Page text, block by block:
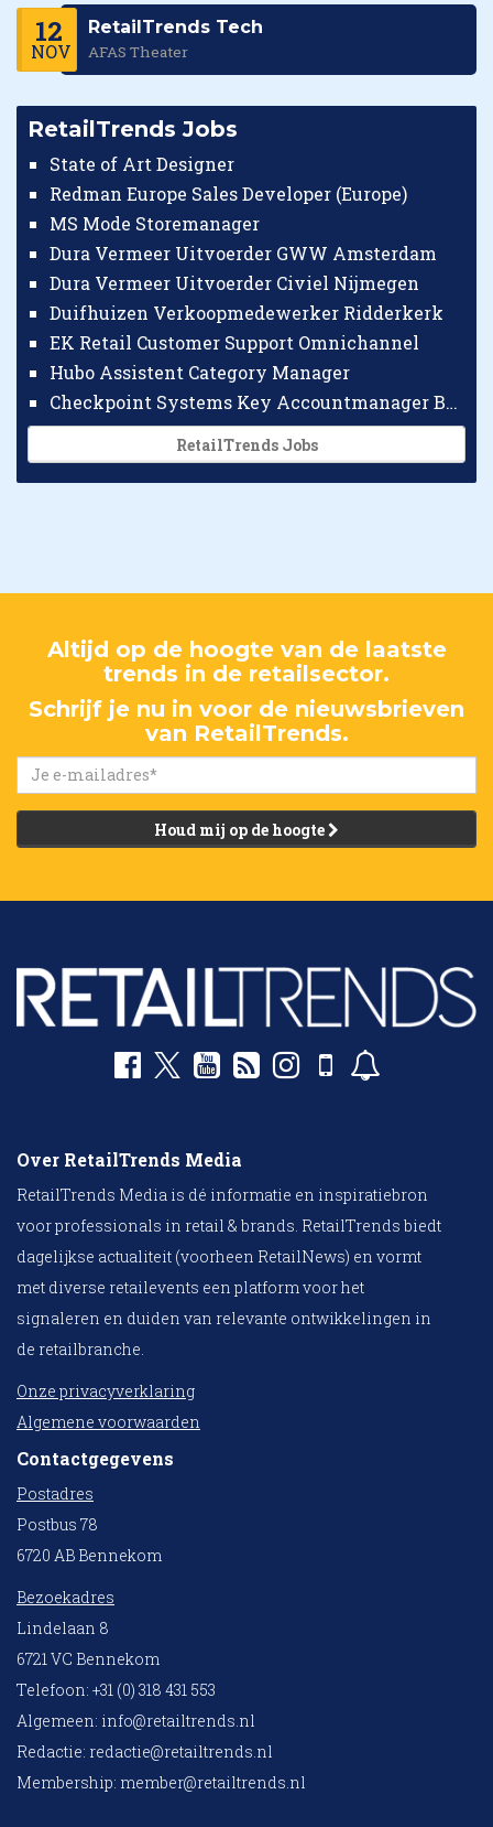
12
NOV
RetailTrends Tech
AFAS Theater
RetailTrends Jobs
State of Art Designer
Redman Europe Sales Developer (Europe)
MS Mode Storemanager
Dura Vermeer Uitvoerder GWW Amsterdam
Dura Vermeer Uitvoerder Civiel Nijmegen
Duifhuizen Verkoopmedewerker Ridderkerk
EK Retail Customer Support Omnichannel
Hubo Assistent Category Manager
Checkpoint Systems Key Accountmanager Benelux
RetailTrends Jobs
Altijd op de hoogte van de laatste
trends in de retailsector.
Schrijf je nu in voor de nieuwsbrieven
van RetailTrends.
Houd mij op de hoogte
Over RetailTrends Media
RetailTrends Media is dé informatie en inspiratiebron
voor professionals in retail & brands. RetailTrends biedt
dagelijkse actualiteit (voorheen RetailNews) en vormt
met diverse retailevents een platform voor het
signaleren en duiden van relevante ontwikkelingen in
de retailbranche.
Onze privacyverklaring
Algemene voorwaarden
Contactgegevens
Postadres
Postbus 78
6720 AB Bennekom
Bezoekadres
Lindelaan 8
6721 VC Bennekom
Telefoon: +31 (0) 318 431 553
Algemeen: info@retailtrends.nl
Redactie: redactie@retailtrends.nl
Membership: member@retailtrends.nl